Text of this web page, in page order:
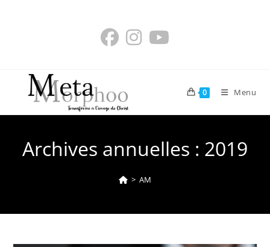
0 Menu
Archives annuelles : 2019
> AM